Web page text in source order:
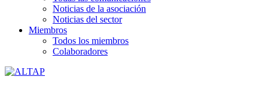
Noticias de la asociación
Noticias del sector
Miembros
Todos los miembros
Colaboradores